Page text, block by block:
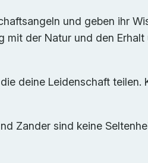
und geben ihr
mit der Natur und den Erhalt
deine Leidenschaft teilen.
Zander sind keine